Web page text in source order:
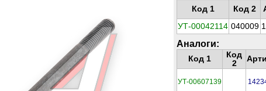
Код 1 Код 2
УТ-00042114 040009
Аналоги:
Код 1
Код
2
УТ-00607139